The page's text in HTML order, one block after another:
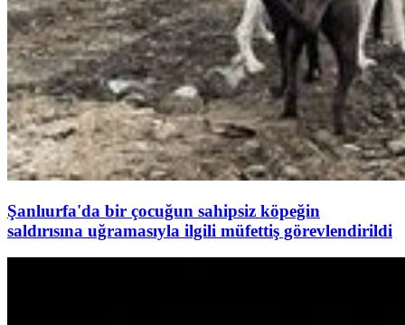
Şanlıurfa'da bir çocuğun sahipsiz köpeğin
saldırısına uğramasıyla ilgili müfettiş görevlendirildi